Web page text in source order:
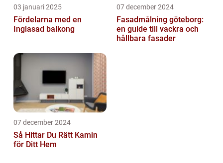
03 januari 2025
Fördelarna med en
Inglasad balkong
07 december 2024
Fasadmålning göteborg:
en guide till vackra och
hållbara fasader
07 december 2024
Så Hittar Du Rätt Kamin
för Ditt Hem